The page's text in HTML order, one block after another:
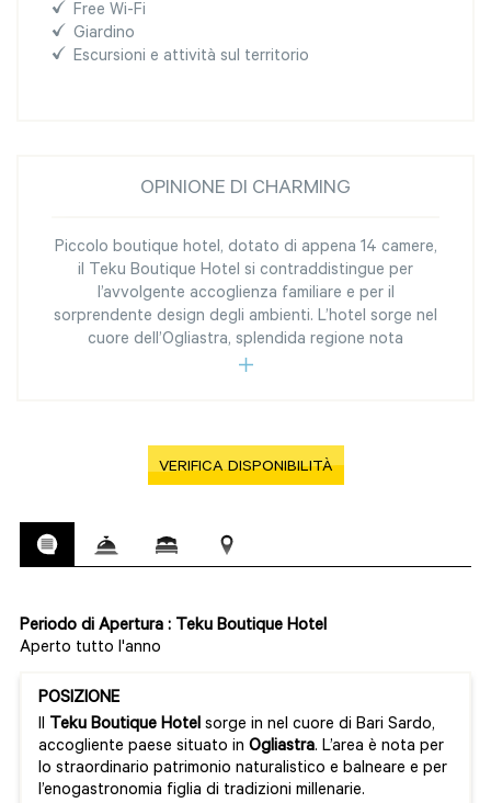
Free Wi-Fi
Giardino
Escursioni e attività sul territorio
OPINIONE DI CHARMING
Piccolo boutique hotel, dotato di appena 14 camere,
il Teku Boutique Hotel si contraddistingue per
l’avvolgente accoglienza familiare e per il
sorprendente design degli ambienti. L’hotel sorge nel
cuore dell’Ogliastra, splendida regione nota
VERIFICA DISPONIBILITÀ
Periodo di Apertura : Teku Boutique Hotel
Aperto tutto l'anno
POSIZIONE
Il Teku Boutique Hotel sorge in nel cuore di Bari Sardo,
accogliente paese situato in Ogliastra. L’area è nota per
lo straordinario patrimonio naturalistico e balneare e per
l’enogastronomia figlia di tradizioni millenarie.